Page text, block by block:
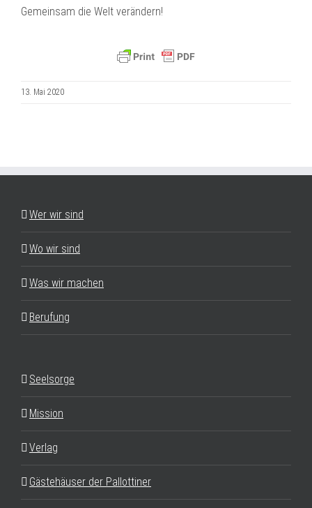
Gemeinsam die Welt verändern!
13. Mai 2020
Wer wir sind
Wo wir sind
Was wir machen
Berufung
Seelsorge
Mission
Verlag
Gästehäuser der Pallottiner